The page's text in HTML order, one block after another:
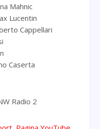
Mahnic
Lucentin
Cappellari
Caserta
Radio 2